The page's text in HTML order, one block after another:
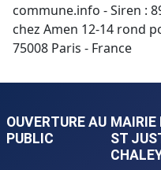
commune.info - Siren :
chez Amen 12-14 rond
75008 Paris - France
OUVERTURE AU
PUBLIC
MAIRIE
ST